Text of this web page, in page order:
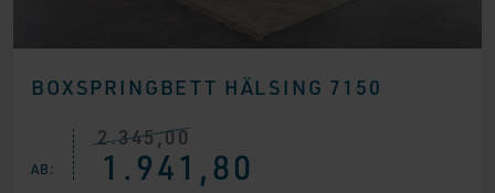
BOXSPRINGBETT HÄLSING 7150
AB:
2.345,00
Ursprünglicher
Preis
war:1.941,80
Aktueller
Preis
ist: